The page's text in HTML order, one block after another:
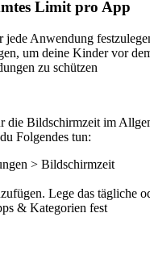
Limit pro App
jede Anwendung
um deine Kinder vor
zu schützen
die Bildschirmzeit im
Folgendes tun:
> Bildschirmzeit
Lege das tägliche
& Kategorien fest